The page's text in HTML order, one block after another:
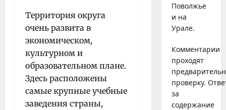
Территория округа
очень развита в
экономическом,
культурном и
образовательном плане.
Здесь расположены
самые крупные учебные
заведения страны,
Поволжье
и на
Урале.
Комментарии
проходят
проверку.
за
содержание